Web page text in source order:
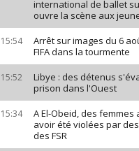
international de ballet
ouvre la scène aux
15:54
Arrêt sur images du 6
FIFA dans la tourmente
15:52
Libye : des détenus
prison dans l'Ouest
15:34
A El-Obeid, des femmes
avoir été violées par
des FSR